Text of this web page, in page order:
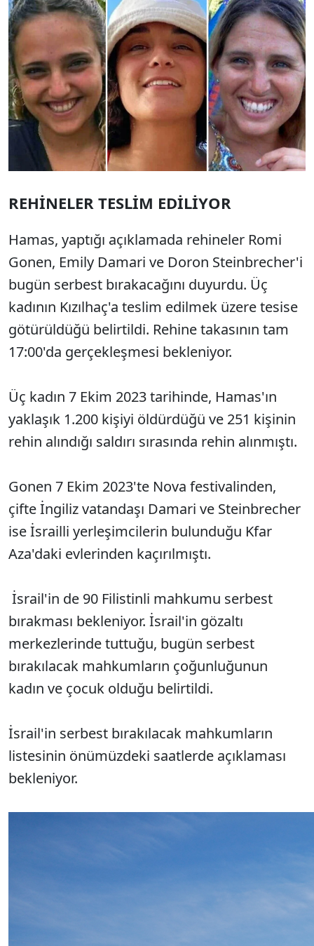
REHİNELER TESLİM EDİLİYOR
Hamas, yaptığı açıklamada rehineler Romi
Gonen, Emily Damari ve Doron Steinbrecher'i
bugün serbest bırakacağını duyurdu. Üç
kadının Kızılhaç'a teslim edilmek üzere tesise
götürüldüğü belirtildi. Rehine takasının tam
17:00'da gerçekleşmesi bekleniyor.
Üç kadın 7 Ekim 2023 tarihinde, Hamas'ın
yaklaşık 1.200 kişiyi öldürdüğü ve 251 kişinin
rehin alındığı saldırı sırasında rehin alınmıştı.
Gonen 7 Ekim 2023'te Nova festivalinden,
çifte İngiliz vatandaşı Damari ve Steinbrecher
ise İsrailli yerleşimcilerin bulunduğu Kfar
Aza'daki evlerinden kaçırılmıştı.
İsrail'in de 90 Filistinli mahkumu serbest
bırakması bekleniyor. İsrail'in gözaltı
merkezlerinde tuttuğu, bugün serbest
bırakılacak mahkumların çoğunluğunun
kadın ve çocuk olduğu belirtildi.
İsrail'in serbest bırakılacak mahkumların
listesinin önümüzdeki saatlerde açıklaması
bekleniyor.